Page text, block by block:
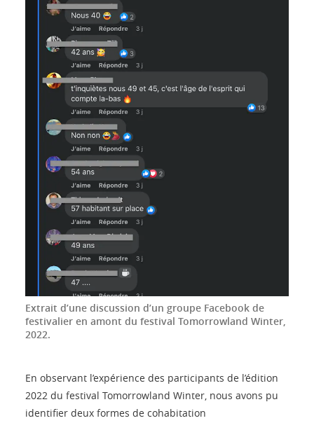
Extrait d’une discussion d’un groupe Facebook de
festivalier en amont du festival Tomorrowland Winter,
2022.
En observant l’expérience des participants de l’édition
2022 du festival Tomorrowland Winter, nous avons pu
identifier deux formes de cohabitation